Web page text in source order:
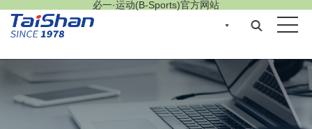
必一·运动(B-Sports)官方网站